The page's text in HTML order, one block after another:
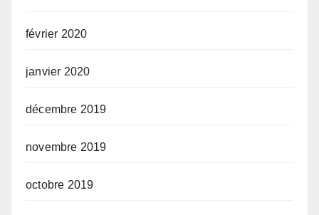
février 2020
janvier 2020
décembre 2019
novembre 2019
octobre 2019